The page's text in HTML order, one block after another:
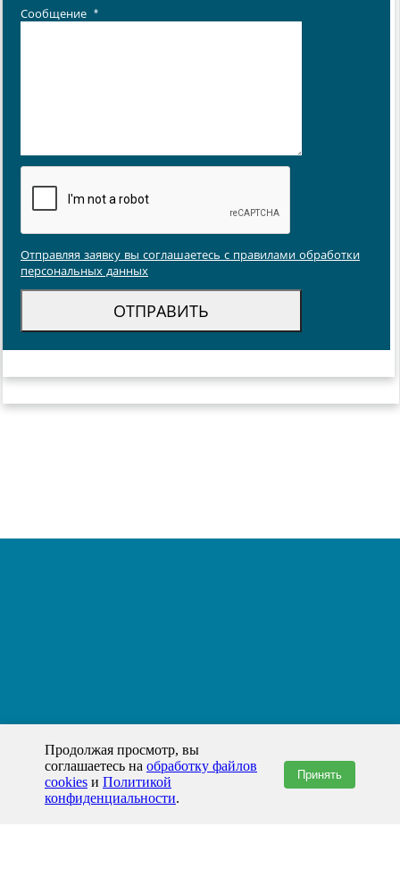
Сообщение *
Отправляя заявку вы соглашаетесь с правилами обработки
персональных данных
Продолжая просмотр, вы
соглашаетесь на обработку файлов
cookies и Политикой
конфиденциальности.
Принять